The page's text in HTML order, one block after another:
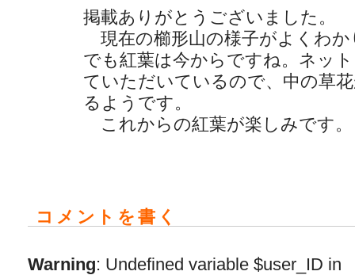
掲載ありがとうございました。
現在の櫛形山の様子がよくわか
でも紅葉は今からですね。ネッ
ていただいているので、中の草
るようです。
これからの紅葉が楽しみです。
コメントを書く
Warning: Undefined variable $user_ID in